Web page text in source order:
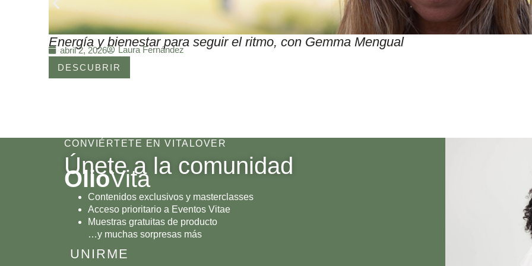
Energía y bienestar para seguir el ritmo, con Gemma Mengual
abril 2, 2026
Laura Fernández
DESCUBRIR
CONVIÉRTETE EN VITALOVER
Únete a la comunidad
OlioVita
Contenidos exclusivos y masterclasses
Acceso prioritario a Eventos Vitae
Muestras gratuitas de producto
…y muchas sorpresas más
UNIRME